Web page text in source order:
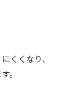
くくなり、
。